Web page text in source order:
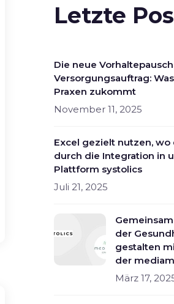
Letzte
Die neue
Versorgungsauftrag:
Praxen zukommt
November 11, 2025
Excel gezielt nutzen, wo
durch die Integration in
Plattform systolics
Juli 21, 2025
der
gestalten
der
März 17,